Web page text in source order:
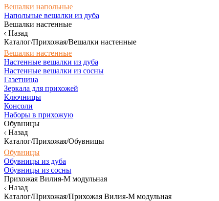
Вешалки напольные
Напольные вешалки из дуба
Вешалки настенные
Назад
Каталог/Прихожая/Вешалки настенные
Вешалки настенные
Настенные вешалки из дуба
Настенные вешалки из сосны
Газетница
Зеркала для прихожей
Ключницы
Консоли
Наборы в прихожую
Обувницы
Назад
Каталог/Прихожая/Обувницы
Обувницы
Обувницы из дуба
Обувницы из сосны
Прихожая Вилия-М модульная
Назад
Каталог/Прихожая/Прихожая Вилия-М модульная